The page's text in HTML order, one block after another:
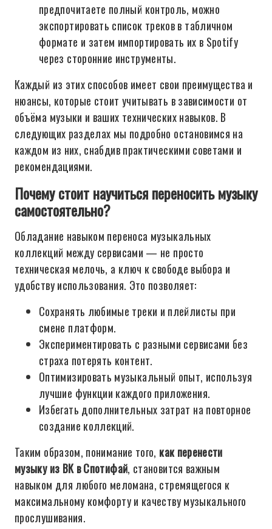
предпочитаете полный контроль, можно
экспортировать список треков в табличном
формате и затем импортировать их в Spotify
через сторонние инструменты.
Каждый из этих способов имеет свои преимущества и
нюансы, которые стоит учитывать в зависимости от
объёма музыки и ваших технических навыков. В
следующих разделах мы подробно остановимся на
каждом из них, снабдив практическими советами и
рекомендациями.
Почему стоит научиться переносить музыку
самостоятельно?
Обладание навыком переноса музыкальных
коллекций между сервисами — не просто
техническая мелочь, а ключ к свободе выбора и
удобству использования. Это позволяет:
Сохранять любимые треки и плейлисты при
смене платформ.
Экспериментировать с разными сервисами без
страха потерять контент.
Оптимизировать музыкальный опыт, используя
лучшие функции каждого приложения.
Избегать дополнительных затрат на повторное
создание коллекций.
Таким образом, понимание того, как перенести
музыку из ВК в Спотифай, становится важным
навыком для любого меломана, стремящегося к
максимальному комфорту и качеству музыкального
прослушивания.